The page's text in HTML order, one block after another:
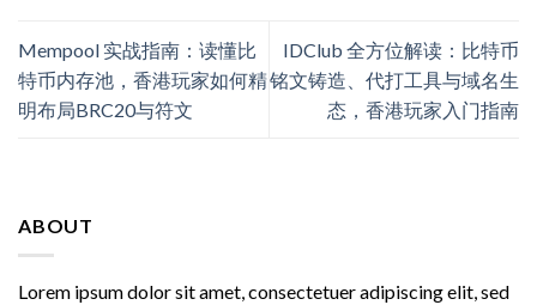
Mempool 实战指南：读懂比
特币内存池，香港玩家如何精
明布局BRC20与符文
IDClub 全方位解读：比特币
铭文铸造、代打工具与域名生
态，香港玩家入门指南
ABOUT
Lorem ipsum dolor sit amet, consectetuer adipiscing elit, sed